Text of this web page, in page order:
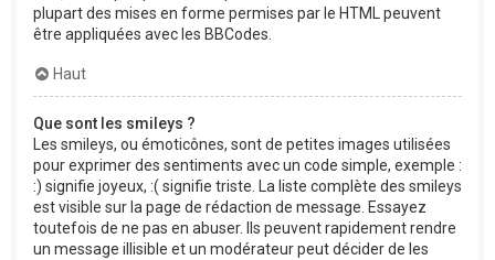
plupart des mises en forme permises par le HTML peuvent
être appliquées avec les BBCodes.
Haut
Que sont les smileys ?
Les smileys, ou émoticônes, sont de petites images utilisées
pour exprimer des sentiments avec un code simple, exemple :
:) signifie joyeux, :( signifie triste. La liste complète des smileys
est visible sur la page de rédaction de message. Essayez
toutefois de ne pas en abuser. Ils peuvent rapidement rendre
un message illisible et un modérateur peut décider de les